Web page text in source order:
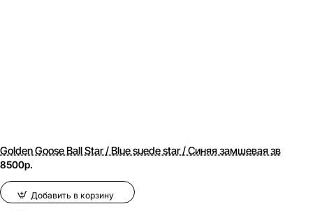
Golden Goose Ball Star / Blue suede star / Синяя замшевая зв
8500р.
Добавить в корзину